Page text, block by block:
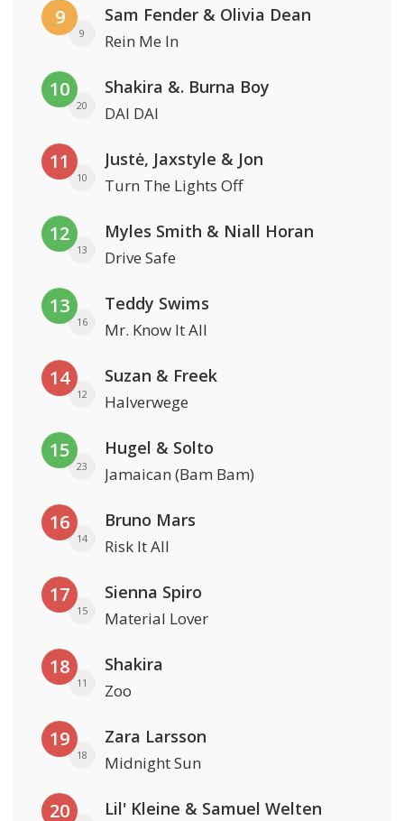
9
9
Sam Fender & Olivia Dean
Rein Me In
10
20
Shakira &. Burna Boy
DAI DAI
11
10
Justė, Jaxstyle & Jon
Turn The Lights Off
12
13
Myles Smith & Niall Horan
Drive Safe
13
16
Teddy Swims
Mr. Know It All
14
12
Suzan & Freek
Halverwege
15
23
Hugel & Solto
Jamaican (Bam Bam)
16
14
Bruno Mars
Risk It All
17
15
Sienna Spiro
Material Lover
18
11
Shakira
Zoo
19
18
Zara Larsson
Midnight Sun
20 Lil' Kleine & Samuel Welten